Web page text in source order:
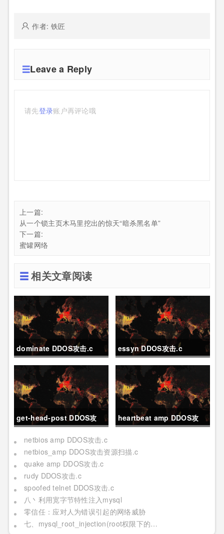
作者: 铁匠
Leave a Reply
请先登录账户再评论哦
上一篇:
从一个锁主页木马里挖出的惊天“暗杀黑名单”
下一篇:
蜜罐网络
相关文章阅读
dominate DDOS攻击.c essyn DDOS攻击.c
get-head-post DDOS攻
击.c
heartbeat amp DDOS攻
netbios amp DDOS攻击.c
netbios_amp DDOS攻击资源扫描.c
quake amp DDOS攻击.c
rudy DDOS攻击.c
spoofed telnet DDOS攻击.c
八丶利用宽字节特性注入mysql
零信任：应对人为错误引起的网络威胁
七、mysql_root_injection(root权限下的利用[二] 日志写,udf mof系统命令执行[提权])